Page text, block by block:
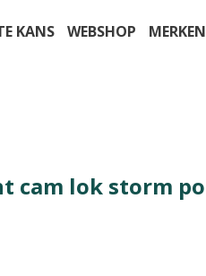
KANS WEBSHOP MERKEN
cam lok storm